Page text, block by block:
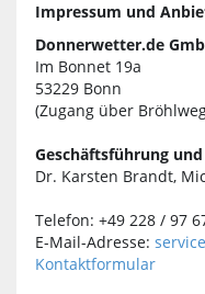
Impressum und
Donnerwetter.de
Im Bonnet 19a
53229 Bonn
(Zugang über
Geschäftsführung
Dr. Karsten Brandt,
Telefon: +49 228 / 97
E-Mail-Adresse:
Kontaktformular